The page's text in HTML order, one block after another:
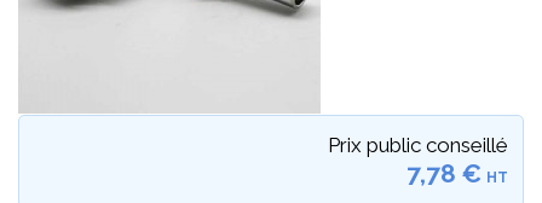
Prix public conseillé
7,78 € HT